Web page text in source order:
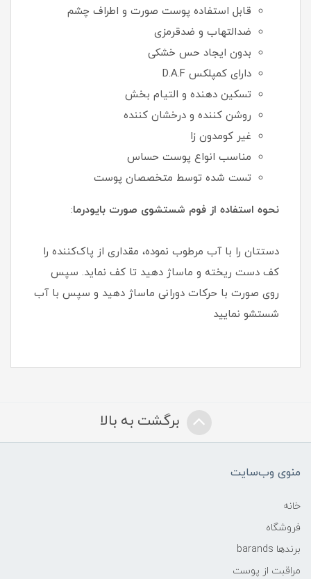
قابل استفاده پوست صورت و اطراف چشم
ضدالتهاب و ضدقرمزی
بدون ایجاد حس خشکی
دارای کمپلکس D.A.F
تسکین دهنده و التیام بخش
روشن کننده و درخشان کننده
غیر کومدون زا
مناسب انواع پوست حساس
تست شده توسط متخصصان پوست
نحوه استفاده از فوم شستشوی صورت بایودرما:
دستتان را با آب مرطوب نموده، مقداری از پاک‌کننده را
کف دست ریخته و ماساژ دهید تا کف نماید. سپس
روی صورت با حرکات دورانی ماساژ دهید و سپس با آب
شستشو نمایید
برگشت به بالا
منوی وب‌سایت
خانه
فروشگاه
برندها barands
مراقبت از پوست